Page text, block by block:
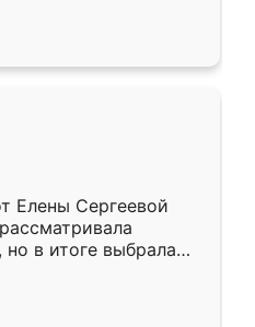
Ренессанс
работу!
Елены Сергеевой
в итоге выбрала
условия, потом
спокойно объяснил
в срок, с